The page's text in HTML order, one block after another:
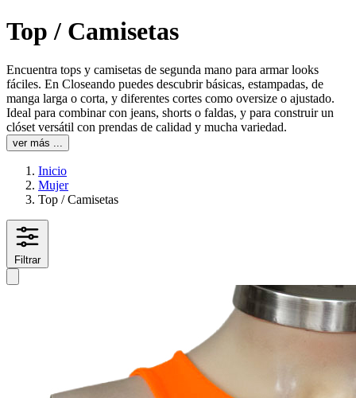
Top / Camisetas
Encuentra tops y camisetas de segunda mano para armar looks
fáciles. En Closeando puedes descubrir básicas, estampadas, de
manga larga o corta, y diferentes cortes como oversize o ajustado.
Ideal para combinar con jeans, shorts o faldas, y para construir un
clóset versátil con prendas de calidad y mucha variedad.
ver más ...
Inicio
Mujer
Top / Camisetas
Filtrar